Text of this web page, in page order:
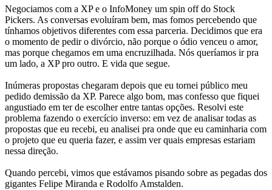
Negociamos com a XP e o InfoMoney um spin off do Stock
Pickers. As conversas evoluíram bem, mas fomos percebendo que
tínhamos objetivos diferentes com essa parceria. Decidimos que era
o momento de pedir o divórcio, não porque o ódio venceu o amor,
mas porque chegamos em uma encruzilhada. Nós queríamos ir pra
um lado, a XP pro outro. E vida que segue.
Inúmeras propostas chegaram depois que eu tornei público meu
pedido demissão da XP. Parece algo bom, mas confesso que fiquei
angustiado em ter de escolher entre tantas opções. Resolvi este
problema fazendo o exercício inverso: em vez de analisar todas as
propostas que eu recebi, eu analisei pra onde que eu caminharia com
o projeto que eu queria fazer, e assim ver quais empresas estariam
nessa direção.
Quando percebi, vimos que estávamos pisando sobre as pegadas dos
gigantes Felipe Miranda e Rodolfo Amstalden.